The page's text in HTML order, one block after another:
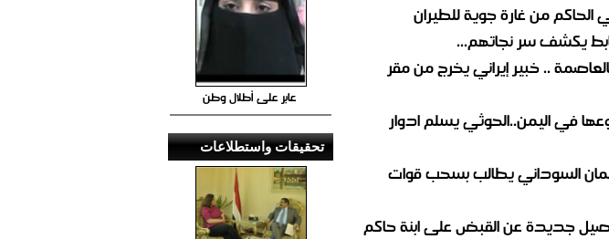
من غارة جوية للطيران
يكشف سر نجاتهم...
.. خبير إيراني يخرج من مقر
في اليمن..الحوثي يسلم ادوار
السوداني يطالب بسحب قوات
جديدة عن القبض على ابنة حاكم
عابر على أطلال وطن
تحقيقات واستطلاعات